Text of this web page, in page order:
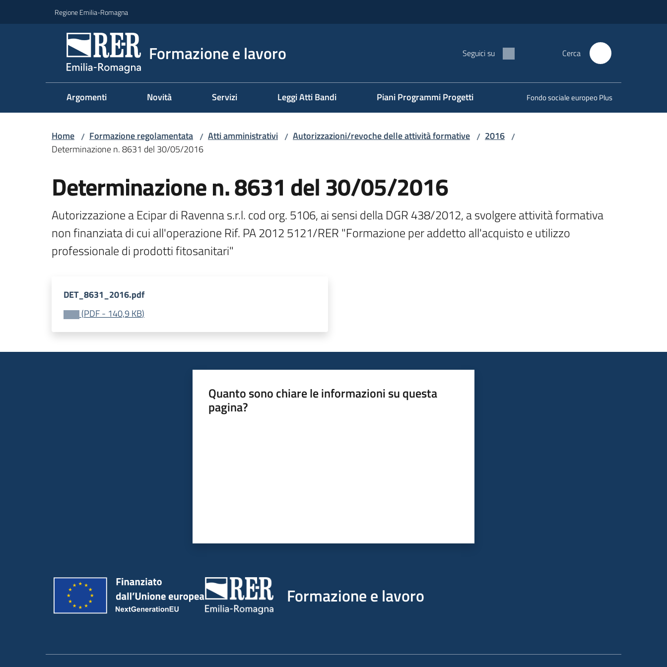
Regione Emilia-Romagna
Formazione e lavoro Seguici su Cerca
Argomenti Novità Servizi Leggi Atti Bandi Piani Programmi Progetti Fondo sociale europeo Plus
Home / Formazione regolamentata / Atti amministrativi / Autorizzazioni/revoche delle attività formative / 2016 /
Determinazione n. 8631 del 30/05/2016
Determinazione n. 8631 del 30/05/2016
Autorizzazione a Ecipar di Ravenna s.r.l. cod org. 5106, ai sensi della DGR 438/2012, a svolgere attività formativa
non finanziata di cui all'operazione Rif. PA 2012 5121/RER "Formazione per addetto all'acquisto e utilizzo
professionale di prodotti fitosanitari"
DET_8631_2016.pdf
(PDF- 140,9 KB)
Quanto sono chiare le informazioni su questa
pagina?
Formazione e lavoro